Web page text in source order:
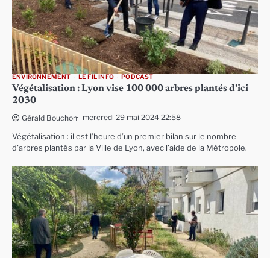
ENVIRONNEMENT LE FIL INFO PODCAST
Végétalisation : Lyon vise 100 000 arbres plantés d’ici
2030
Gérald Bouchon mercredi 29 mai 2024 22:58
Végétalisation : il est l’heure d’un premier bilan sur le nombre
d’arbres plantés par la Ville de Lyon, avec l’aide de la Métropole.